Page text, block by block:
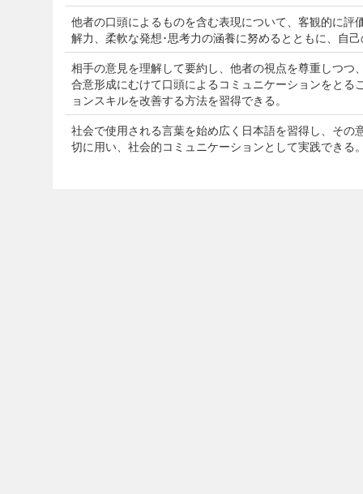
他者の口頭によるものを含む表現について、客観的に評
解力、柔軟な発想･思考力の涵養に努めるとともに、自
相手の意見を理解して要約し、他者の視点を尊重しつつ
合意形成にむけて口頭によるコミュニケーションをとる
ョンスキルを改善する方法を習得できる。
社会で使用される言葉を始め広く日本語を習得し、その
切に用い、社会的コミュニケーションとして実践できる